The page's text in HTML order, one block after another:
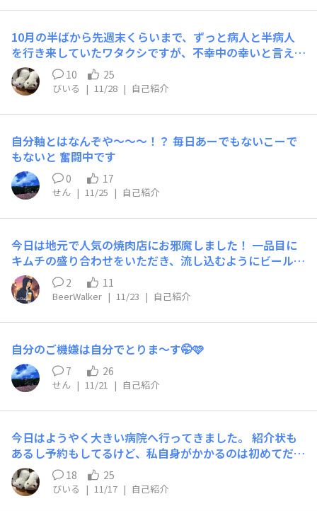
て済みません。黒ラベルバーに行った時のものです。
10月の半ばから先週末くらいまで、ずっと病人と半病人
を行き来していたワタクシですが、不幸中の幸いと言える
こともあります。 一つは思いがけず「ふっとり」が少し
だけ（完全にではない）解消されたこと。 どんなに頑張
ってもジリジリとしか落ちなかった体重が3キロ、ストン
と落ちました。 もうね、ホントにね、人って食べないと
になって戻ってくるので、ここからが勝負では、あります
が。 もう一つは、積読が少し（こちらも全体量からした
ら微々たるものだけど）解消されたこと。 気になって買
ったは良いけど読めなかった本を多少は読めたので、この
で、バリューブックスという本屋さんが動画で紹介してい
た本が私的に大当たりでした。 普段読むのは物語が多い
のですが、これは著者、鈴木智彦さんの体験話です。この
方の本を読むのは初めてでしたが、テンポの良い語り口と
内容の面白さでスルスルと一気に読んでしまいました。
単行本より文庫本の方が場所を取らないし安いので、何も
でした。 何年か前に流行った本だとは思いますが、もし
まだ読んでいなくて、何か面白い本を探している方がいら
したら、ぜひ。 因みにそのバリューブックスのやってい
る「積読チャンネル」というYouTube動画は、観ると積
読が増えます、ホントに。 なので極力観ないようにして
か「積読チャンネル」が積読状態になっています。 何を
やっているんだか、自分。
10 25
びいる | 11/28 | 自己紹介
自分軸とはなんぞや〜〜〜！？ 毎日あーでもないこーで
もないと 奮闘中です
0 17
せん | 11/25 | 自己紹介
今日は地元で人気の焼肉店にお邪魔しました！ 一品目に
キムチの盛り合わせをいただき、流し込むようにビール🍺
をいただく🍻 肉の到着が愉しみだ🎶
2 11
BeerWalker | 11/23 | 自己紹介
自分のご機嫌は自分でとりま〜す🤭🩷
7 26
せん | 11/21 | 自己紹介
今日はようやく大きい病院へ行ってきました。 紹介状も
あるし予約もしてるけど、私自身がかかるのは初めてだっ
たので（子どもはかかったことある）、最初は初診手続き
からスタートでした。 問診票書いて、保険証と紹介状出
して受付待ち。 こういう大きいとこって待つのよね、時
18 25
びいる | 11/17 | 自己紹介